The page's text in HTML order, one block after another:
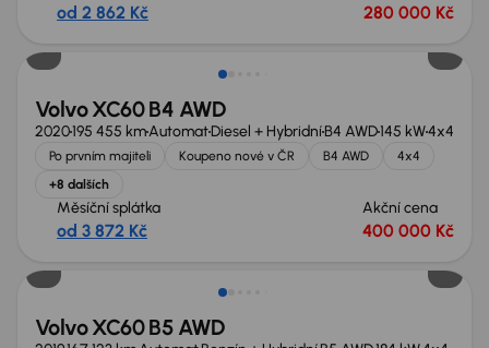
od 2 862 Kč 280 000 Kč
Zlevněno o 90 000 Kč
Volvo XC60 B4 AWD
2020195 455 kmAutomatDiesel + HybridníB4 AWD145 kW4x4
Po prvním majiteli Koupeno nové v ČR B4 AWD
4x4
+8 dalších
Měsíční splátka
od 3 872 Kč
Akční cena
400 000 Kč
Zlevněno o 30 000 Kč
Volvo XC60 B5 AWD